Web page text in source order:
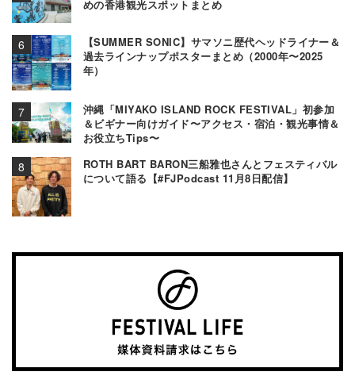
めの香港観光スポットまとめ
【SUMMER SONIC】サマソニ歴代ヘッドライナー＆
過去ラインナップポスターまとめ（2000年〜2025
年）
沖縄「MIYAKO ISLAND ROCK FESTIVAL」初参加
＆ビギナー向けガイド〜アクセス・宿泊・観光事情＆
お役立ちTips〜
ROTH BART BARON三船雅也さんとフェスティバル
について語る【#FJPodcast 11月8日配信】